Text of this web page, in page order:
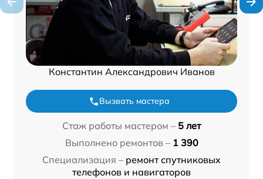
Константин Александрович Иванов
Вызвать мастера
Стаж работы мастером – 5 лет
Выполнено ремонтов – 1 390
Специализация – ремонт спутниковых
телефонов и навигаторов